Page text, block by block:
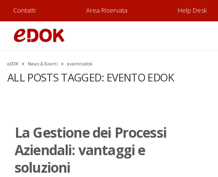
Help Desk
Area Riservata
Contatti
eDOK News & Eventi evento edok
ALL POSTS TAGGED: EVENTO EDOK
La Gestione dei Processi
Aziendali: vantaggi e
soluzioni